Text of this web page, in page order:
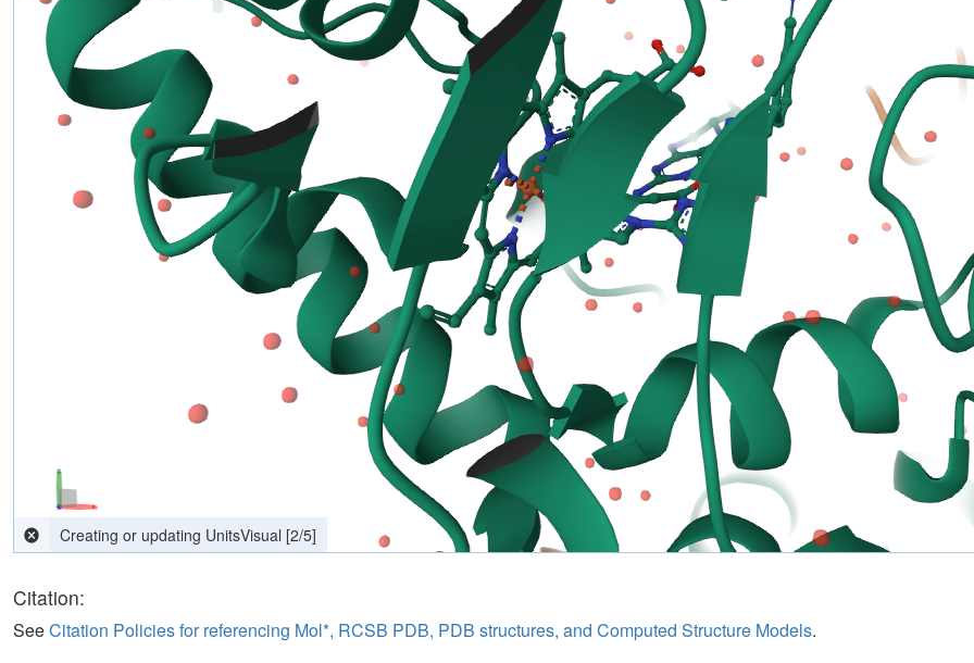
Creating or updating UnitsVisual [4/5]
Citation:
SeeCitation Policies for referencing Mol*, RCSB PDB, PDB structures, and Computed Structure Models.